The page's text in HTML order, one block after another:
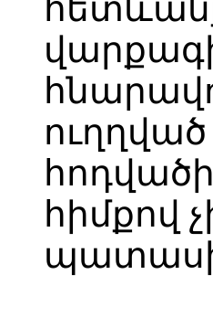
հիմքով